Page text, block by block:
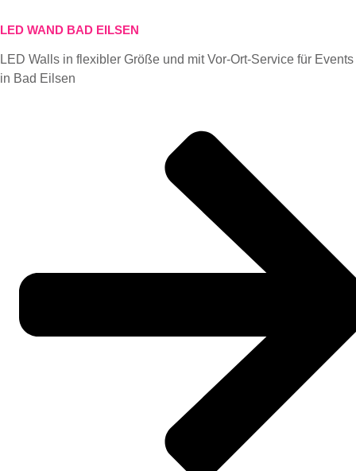
LED WAND BAD EILSEN
LED Walls in flexibler Größe und mit Vor-Ort-Service für Events
in Bad Eilsen